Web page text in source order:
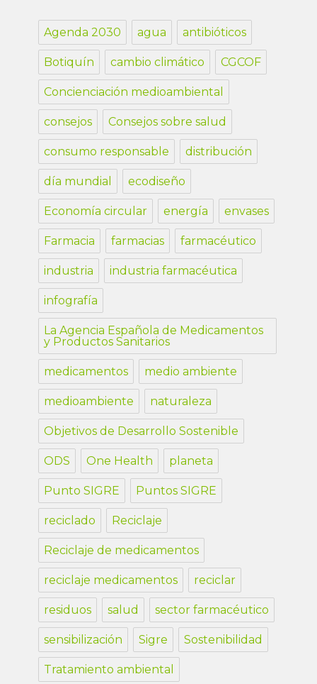
Agenda 2030 agua antibióticos
Botiquín cambio climático CGCOF
Concienciación medioambiental
consejos Consejos sobre salud
consumo responsable distribución
día mundial ecodiseño
Economía circular energía envases
Farmacia farmacias farmacéutico
industria industria farmacéutica
infografía
La Agencia Española de Medicamentos
y Productos Sanitarios
medicamentos medio ambiente
medioambiente naturaleza
Objetivos de Desarrollo Sostenible
ODS One Health planeta
Punto SIGRE Puntos SIGRE
reciclado Reciclaje
Reciclaje de medicamentos
reciclaje medicamentos reciclar
residuos salud sector farmacéutico
sensibilización Sigre Sostenibilidad
Tratamiento ambiental